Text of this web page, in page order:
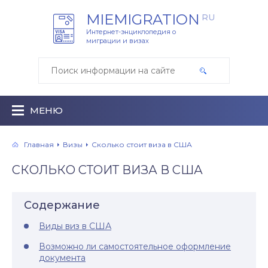
MIEMIGRATION RU
Интернет-энциклопедия о
миграции и визах
МЕНЮ
Главная Визы Сколько стоит виза в США
СКОЛЬКО СТОИТ ВИЗА В США
Содержание
Виды виз в США
Возможно ли самостоятельное оформление
документа